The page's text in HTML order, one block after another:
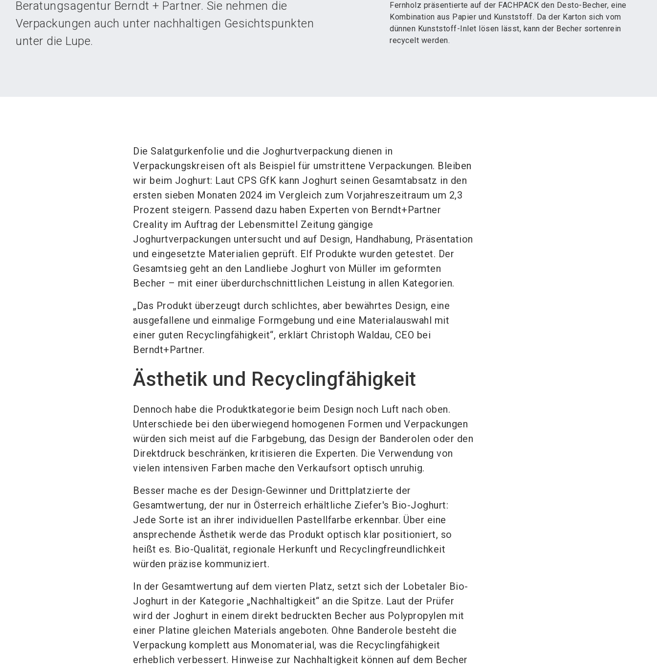
Beratungsagentur Berndt + Partner. Sie nehmen die
Verpackungen auch unter nachhaltigen Gesichtspunkten
unter die Lupe.
Fernholz präsentierte auf der FACHPACK den Desto-Becher, eine
Kombination aus Papier und Kunststoff. Da der Karton sich vom
dünnen Kunststoff-Inlet lösen lässt, kann der Becher sortenrein
recycelt werden.
Die Salatgurkenfolie und die Joghurtverpackung dienen in
Verpackungskreisen oft als Beispiel für umstrittene Verpackungen. Bleiben
wir beim Joghurt: Laut CPS GfK kann Joghurt seinen Gesamtabsatz in den
ersten sieben Monaten 2024 im Vergleich zum Vorjahreszeitraum um 2,3
Prozent steigern. Passend dazu haben Experten von Berndt+Partner
Creality im Auftrag der Lebensmittel Zeitung gängige
Joghurtverpackungen untersucht und auf Design, Handhabung, Präsentation
und eingesetzte Materialien geprüft. Elf Produkte wurden getestet. Der
Gesamtsieg geht an den Landliebe Joghurt von Müller im geformten
Becher – mit einer überdurchschnittlichen Leistung in allen Kategorien.
„Das Produkt überzeugt durch schlichtes, aber bewährtes Design, eine
ausgefallene und einmalige Formgebung und eine Materialauswahl mit
einer guten Recyclingfähigkeit“, erklärt Christoph Waldau, CEO bei
Berndt+Partner.
Ästhetik und Recyclingfähigkeit
Dennoch habe die Produktkategorie beim Design noch Luft nach oben.
Unterschiede bei den überwiegend homogenen Formen und Verpackungen
würden sich meist auf die Farbgebung, das Design der Banderolen oder den
Direktdruck beschränken, kritisieren die Experten. Die Verwendung von
vielen intensiven Farben mache den Verkaufsort optisch unruhig.
Besser mache es der Design-Gewinner und Drittplatzierte der
Gesamtwertung, der nur in Österreich erhältliche Ziefer's Bio-Joghurt:
Jede Sorte ist an ihrer individuellen Pastellfarbe erkennbar. Über eine
ansprechende Ästhetik werde das Produkt optisch klar positioniert, so
heißt es. Bio-Qualität, regionale Herkunft und Recyclingfreundlichkeit
würden präzise kommuniziert.
In der Gesamtwertung auf dem vierten Platz, setzt sich der Lobetaler Bio-
Joghurt in der Kategorie „Nachhaltigkeit“ an die Spitze. Laut der Prüfer
wird der Joghurt in einem direkt bedruckten Becher aus Polypropylen mit
einer Platine gleichen Materials angeboten. Ohne Banderole besteht die
Verpackung komplett aus Monomaterial, was die Recyclingfähigkeit
erheblich verbessert. Hinweise zur Nachhaltigkeit können auf dem Becher